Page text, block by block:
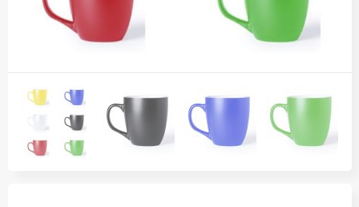
Bij de koffie en thee
Fullcolour mokken bedrukken
Geschenksets